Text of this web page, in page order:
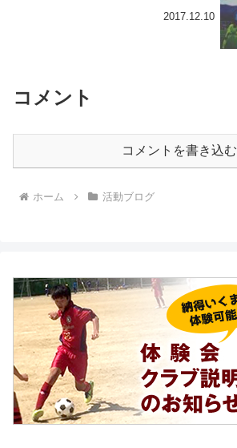
2017.12.10
コメント
コメントを書き込む
ホーム 活動ブログ